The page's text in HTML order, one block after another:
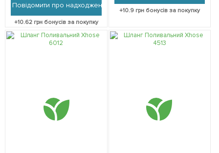
Повідомити про надходження
+10.62грн бонусів за покупку
+10.9 грн бонусів за покупку